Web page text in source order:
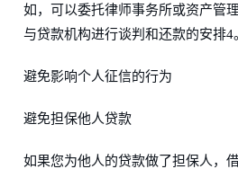
如，可以委托律师事务所或资产管
与贷款机构进行谈判和还款的安排4
避免影响个人征信的行为
避免担保他人贷款
如果您为他人的贷款做了担保人，